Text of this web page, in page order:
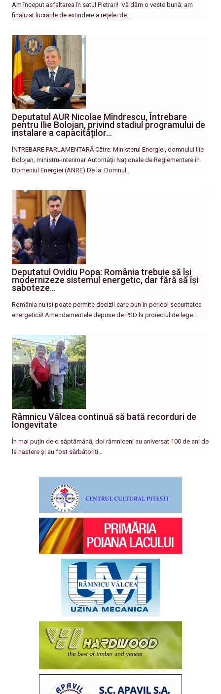
Am început asfaltarea în satul Pietrari! ​ Vă dăm o veste bună: am
finalizat lucrările de extindere a rețelei de…
Deputatul AUR Nicolae Mîndrescu, Întrebare
pentru Ilie Bolojan, privind stadiul programului de
instalare a capacităților…
ÎNTREBARE PARLAMENTARĂ Către: Ministerul Energiei, domnului Ilie
Bolojan, ministru-interimar Autorității Naționale de Reglementare în
Domeniul Energiei (ANRE) De la: Domnul…
Deputatul Ovidiu Popa: România trebuie să își
modernizeze sistemul energetic, dar fără să își
saboteze…
România nu își poate permite decizii care pun în pericol securitatea
energetică! Amendamentele depuse de PSD la proiectul de lege…
Râmnicu Vâlcea continuă să bată recorduri de
longevitate
În mai puțin de o săptămână, doi râmniceni au aniversat 100 de ani de
la naștere și au fost sărbătoriți…